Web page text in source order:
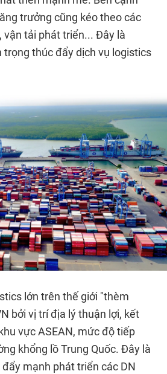
trưởng cũng kéo theo các
vận tải phát triển... Đây là
trọng thúc đẩy dịch vụ logistics
lớn trên thế giới "thèm
bởi vị trí địa lý thuận lợi, kết
vực ASEAN, mức độ tiếp
khổng lồ Trung Quốc. Đây là
mạnh phát triển các DN